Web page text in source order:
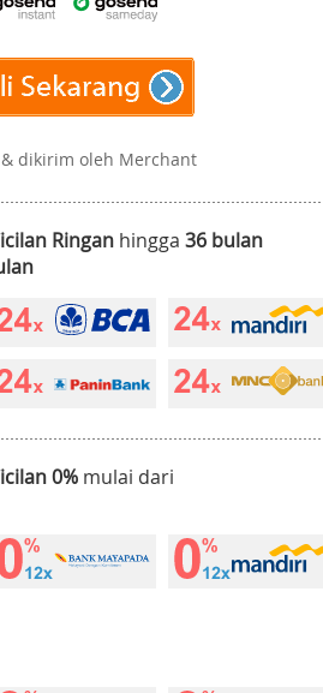
dikirim oleh Merchant
Ringan hingga 36 bulan
0% mulai dari